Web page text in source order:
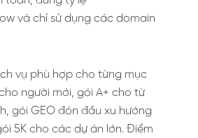
và chỉ sử dụng các domain
vụ phù hợp cho từng mục
người mới, gói A+ cho từ
gói GEO đón đầu xu hướng
5K cho các dự án lớn. Điểm